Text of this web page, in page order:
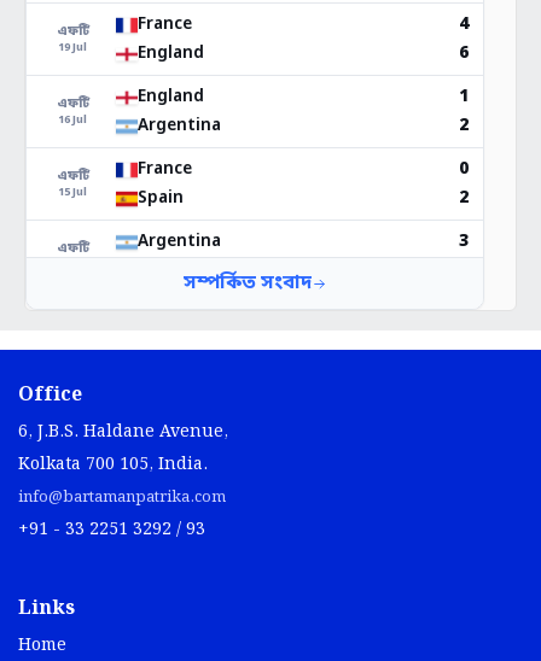
Office
6, J.B.S. Haldane Avenue,
Kolkata 700 105, India.
info@bartamanpatrika.com
+91 - 33 2251 3292 / 93
Links
Home